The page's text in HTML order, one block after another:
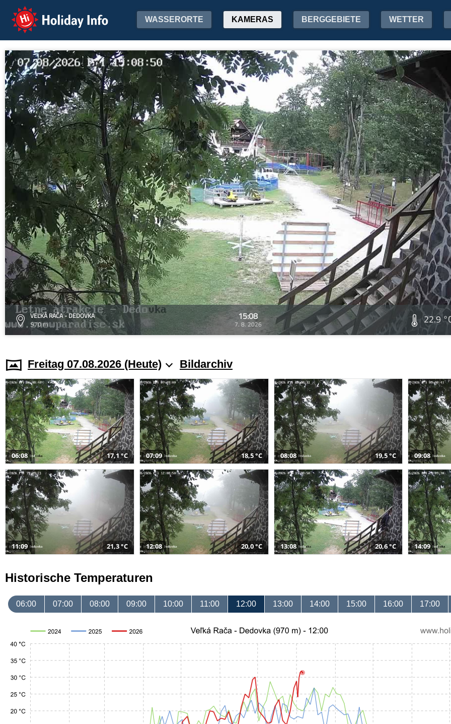
Holiday Info WASSERORTE KAMERAS BERGGEBIETE WETTER
VEĽKÁ RAČA - DEDOVKA
970 m
15:08
7. 8. 2026 22.9
Freitag 07.08.2026 (Heute) Bildarchiv
06:08 17,1 °C 07:09 18,5 °C 08:08 19,5 °C 09:08
11:09 21,3 °C 12:08 20,0 °C 13:08 20,6 °C 14:09
Historische Temperaturen
06:00 07:00 08:00 09:00 10:00 11:00 12:00 13:00 14:00 15:00 16:00 17:00